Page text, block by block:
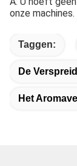
onze machines.
Taggen:
De
Het